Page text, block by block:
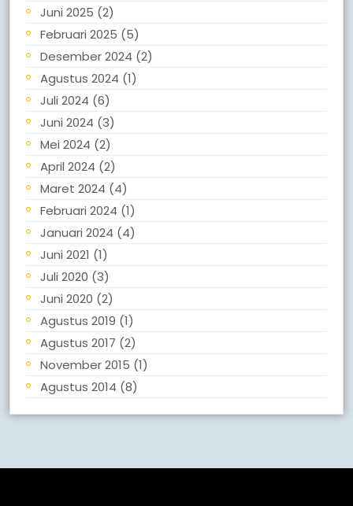
Juni 2025 (2)
Februari 2025 (5)
Desember 2024 (2)
Agustus 2024 (1)
Juli 2024 (6)
Juni 2024 (3)
Mei 2024 (2)
April 2024 (2)
Maret 2024 (4)
Februari 2024 (1)
Januari 2024 (4)
Juni 2021 (1)
Juli 2020 (3)
Juni 2020 (2)
Agustus 2019 (1)
Agustus 2017 (2)
November 2015 (1)
Agustus 2014 (8)